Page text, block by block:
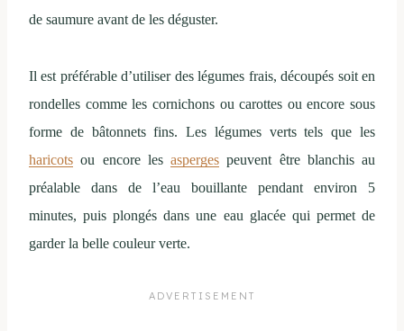
de saumure avant de les déguster.
Il est préférable d’utiliser des légumes frais, découpés soit en
rondelles comme les cornichons ou carottes ou encore sous
forme de bâtonnets fins. Les légumes verts tels que les
haricots ou encore les asperges peuvent être blanchis au
préalable dans de l’eau bouillante pendant environ 5
minutes, puis plongés dans une eau glacée qui permet de
garder la belle couleur verte.